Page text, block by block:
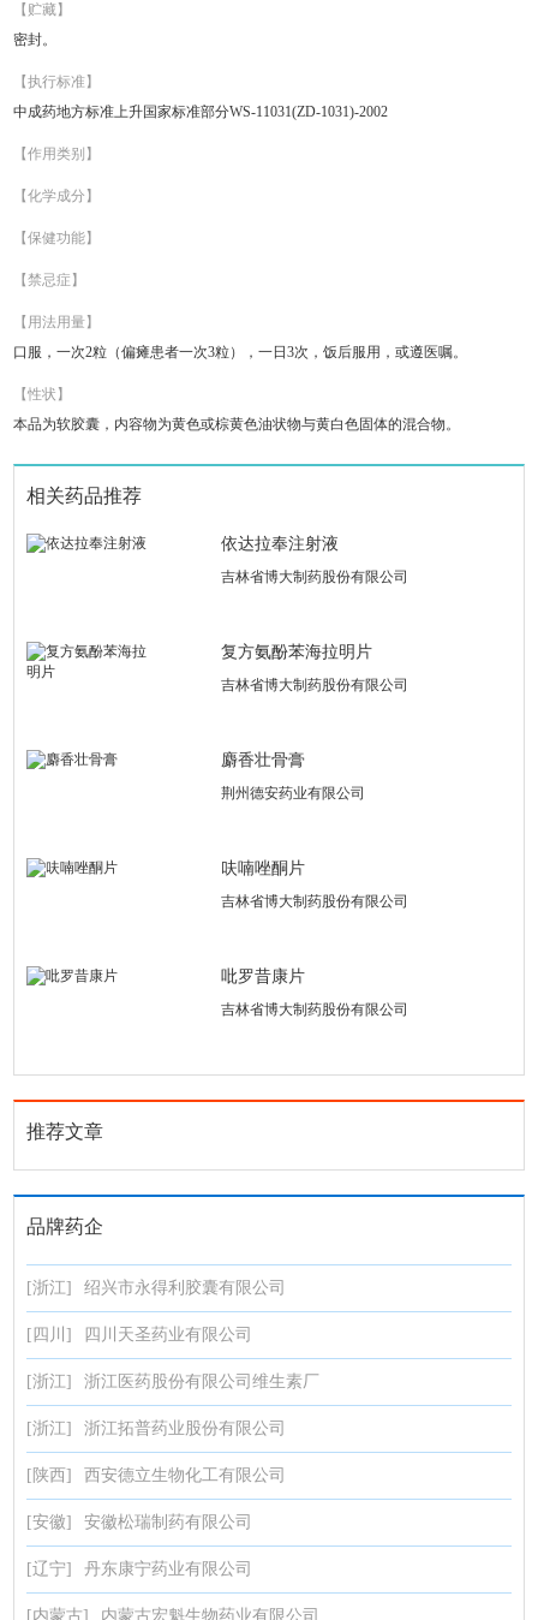
【贮藏】
密封。
【执行标准】
中成药地方标准上升国家标准部分WS-11031(ZD-1031)-2002
【作用类别】
【化学成分】
【保健功能】
【禁忌症】
【用法用量】
口服，一次2粒（偏瘫患者一次3粒），一日3次，饭后服用，或遵医嘱。
【性状】
本品为软胶囊，内容物为黄色或棕黄色油状物与黄白色固体的混合物。
相关药品推荐
依达拉奉注射液
吉林省博大制药股份有限公司
复方氨酚苯海拉明片
吉林省博大制药股份有限公司
麝香壮骨膏
荆州德安药业有限公司
呋喃唑酮片
吉林省博大制药股份有限公司
吡罗昔康片
吉林省博大制药股份有限公司
推荐文章
品牌药企
[浙江] 绍兴市永得利胶囊有限公司
[四川] 四川天圣药业有限公司
[浙江] 浙江医药股份有限公司维生素厂
[浙江] 浙江拓普药业股份有限公司
[陕西] 西安德立生物化工有限公司
[安徽] 安徽松瑞制药有限公司
[辽宁] 丹东康宁药业有限公司
[内蒙古] 内蒙古宏魁生物药业有限公司